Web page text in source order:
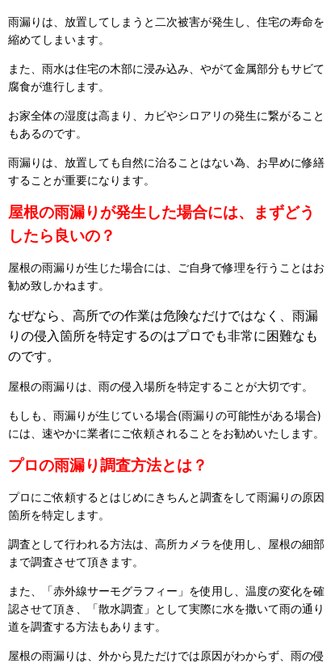
雨漏りは、放置してしまうと二次被害が発生し、住宅の寿命を
縮めてしまいます。
また、雨水は住宅の木部に浸み込み、やがて金属部分もサビて
腐食が進行します。
お家全体の湿度は高まり、カビやシロアリの発生に繋がること
もあるのです。
雨漏りは、放置しても自然に治ることはない為、お早めに修繕
することが重要になります。
屋根の雨漏りが発生した場合には、まずどう
したら良いの？
屋根の雨漏りが生じた場合には、ご自身で修理を行うことはお
勧め致しかねます。
なぜなら、高所での作業は危険なだけではなく、雨漏
りの侵入箇所を特定するのはプロでも非常に困難なも
のです。
屋根の雨漏りは、雨の侵入場所を特定することが大切です。
もしも、雨漏りが生じている場合(雨漏りの可能性がある場合)
には、速やかに業者にご依頼されることをお勧めいたします。
プロの雨漏り調査方法とは？
プロにご依頼するとはじめにきちんと調査をして雨漏りの原因
箇所を特定します。
調査として行われる方法は、高所カメラを使用し、屋根の細部
まで調査させて頂きます。
また、「赤外線サーモグラフィー」を使用し、温度の変化を確
認させて頂き、「散水調査」として実際に水を撒いて雨の通り
道を調査する方法もあります。
屋根の雨漏りは、外から見ただけでは原因がわからず、雨の侵